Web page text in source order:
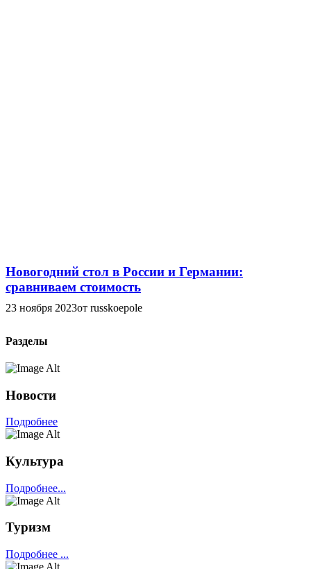
Новогодний стол в России и Германии:
сравниваем стоимость
23 ноября 2023от russkoepole
Разделы
Новости
Подробнее
Культура
Подробнее...
Туризм
Подробнее ...